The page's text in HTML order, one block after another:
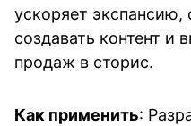
ускоряет экспансию,
создавать контент и
продаж в сторис.
Как применить: